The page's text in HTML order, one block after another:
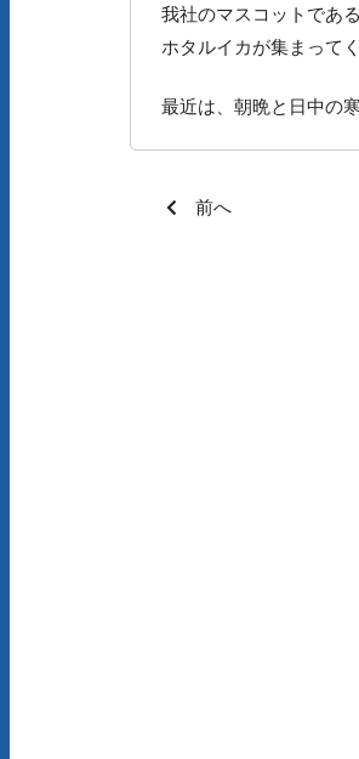
我社のマスコットであ
ホタルイカが集まって
最近は、朝晩と日中の
前へ